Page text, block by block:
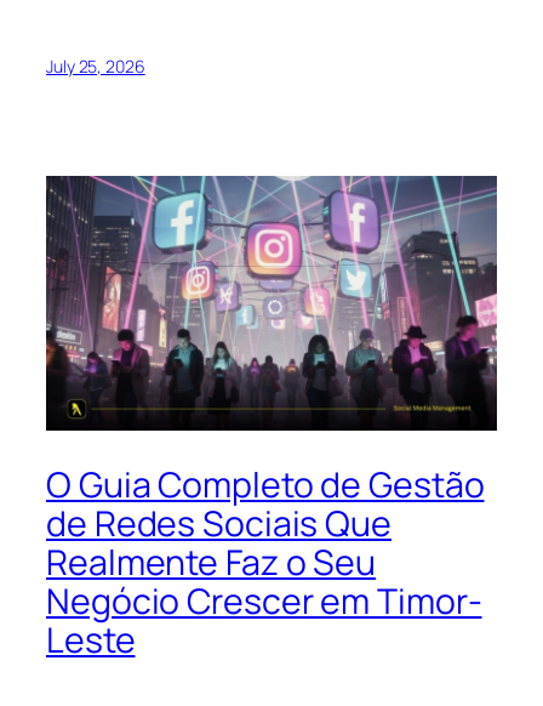
July 25, 2026
O Guia Completo de Gestão
de Redes Sociais Que
Realmente Faz o Seu
Negócio Crescer em Timor-
Leste